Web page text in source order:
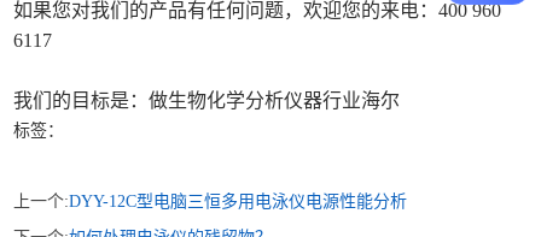
如果您对我们的产品有任何问题，欢迎您的来电：400 960
6117
我们的目标是：做生物化学分析仪器行业海尔
标签：
上一个:DYY-12C型电脑三恒多用电泳仪电源性能分析